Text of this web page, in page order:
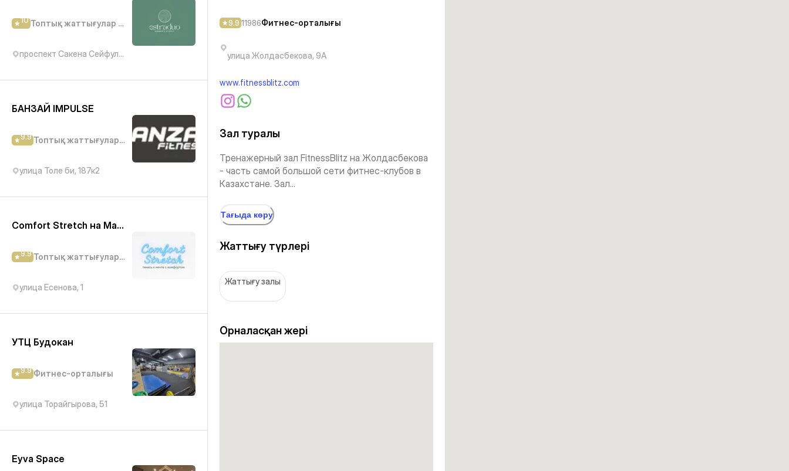
10 Топтық жаттығулар студиясы
проспект Сакена Сейфуллина, 330
БАНЗАЙ IMPULSE
9.9 Топтық жаттығулар студиясы
улица Толе би, 187к2
Comfort Stretch на Макатаева
9.9 Топтық жаттығулар студиясы
улица Есенова, 1
УТЦ Будокан
9.9 Фитнес-орталығы
улица Торайгырова, 51
Eyva Space
9.9 11986Фитнес-орталығы
улица Жолдасбекова, 9А
www.fitnessblitz.com
Зал туралы
Тренажерный зал FitnessBlitz на Жолдасбекова
- часть самой большой сети фитнес-клубов в
Казахстане. Зал...
Тағыда көру
Жаттығу түрлері
Жаттығу залы
Орналасқан жері